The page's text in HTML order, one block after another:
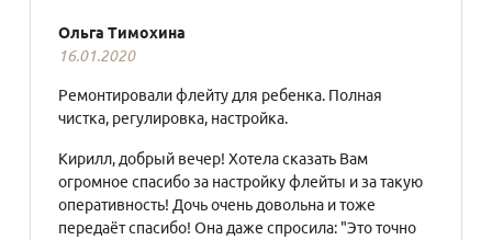
Ольга Тимохина
16.01.2020
Ремонтировали флейту для ребенка. Полная
чистка, регулировка, настройка.
Кирилл, добрый вечер! Хотела сказать Вам
огромное спасибо за настройку флейты и за такую
оперативность! Дочь очень довольна и тоже
передаёт спасибо! Она даже спросила: "Это точно